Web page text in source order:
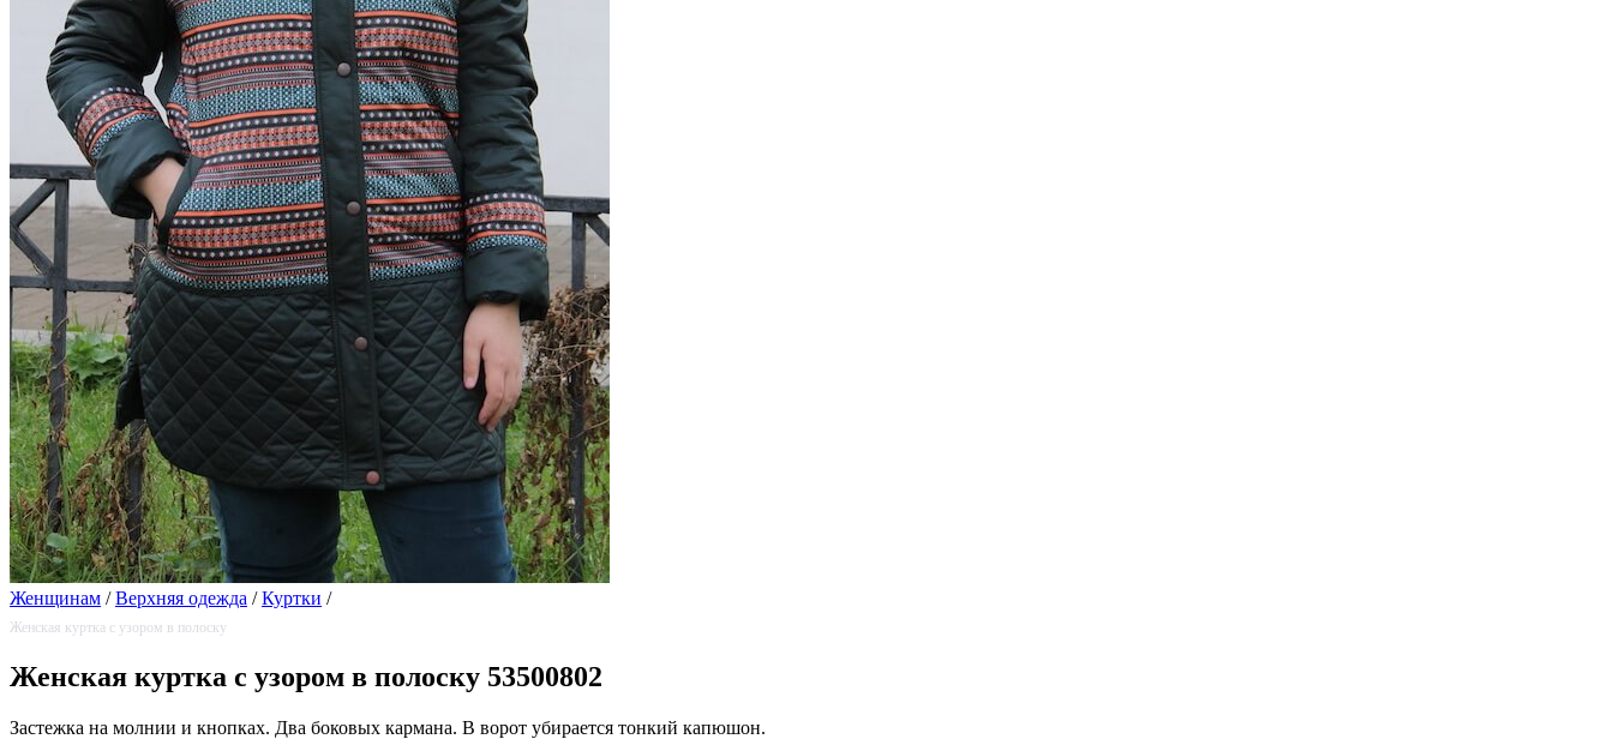
Женщинам / Верхняя одежда / Куртки /
Женская куртка с узором в полоску
Женская куртка с узором в полоску 53500802
Застежка на молнии и кнопках. Два боковых кармана. В ворот убирается тонкий капюшон.